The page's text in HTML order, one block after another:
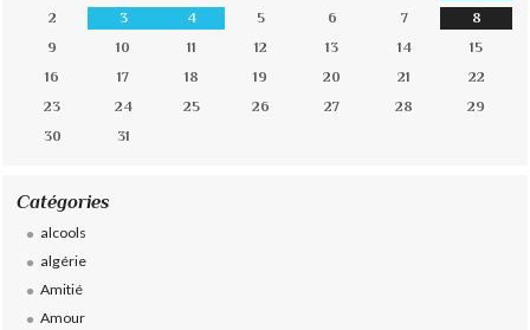
2
3 4 5 6 7
8
9
10 11 12 13 14
15
16
17 18 19 20 21
22
23
24 25 26 27 28
29
30
31
Catégories
alcools
algérie
Amitié
Amour